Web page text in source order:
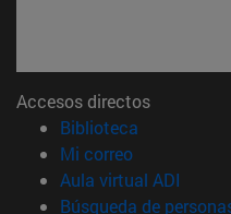
Accesos directos
Biblioteca
Mi correo(abre en
Aula virtual ADI
Búsqueda de